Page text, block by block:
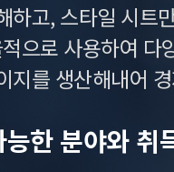
하고, 스타일 시트
으로 사용하여 다
지를 생산해내어
한 분야와 취